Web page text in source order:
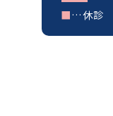
■…休診